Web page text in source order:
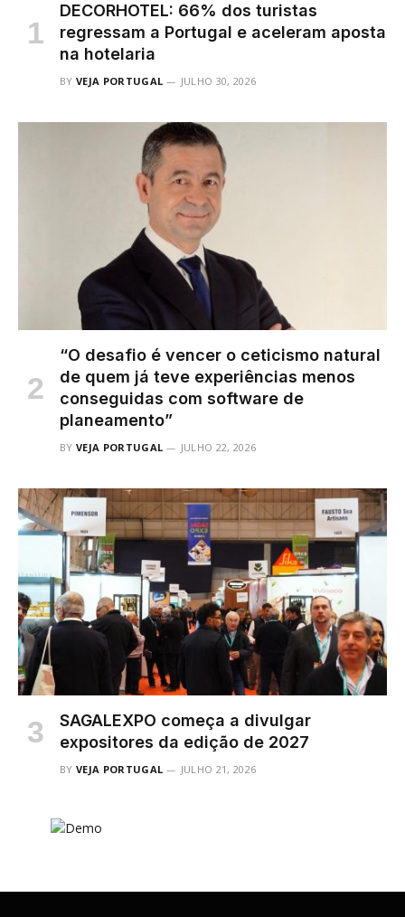
DECORHOTEL: 66% dos turistas
regressam a Portugal e aceleram aposta
na hotelaria
BY VEJA PORTUGAL JULHO 30, 2026
“O desafio é vencer o ceticismo natural
de quem já teve experiências menos
conseguidas com software de
planeamento”
BY VEJA PORTUGAL JULHO 22, 2026
SAGALEXPO começa a divulgar
expositores da edição de 2027
BY VEJA PORTUGAL JULHO 21, 2026